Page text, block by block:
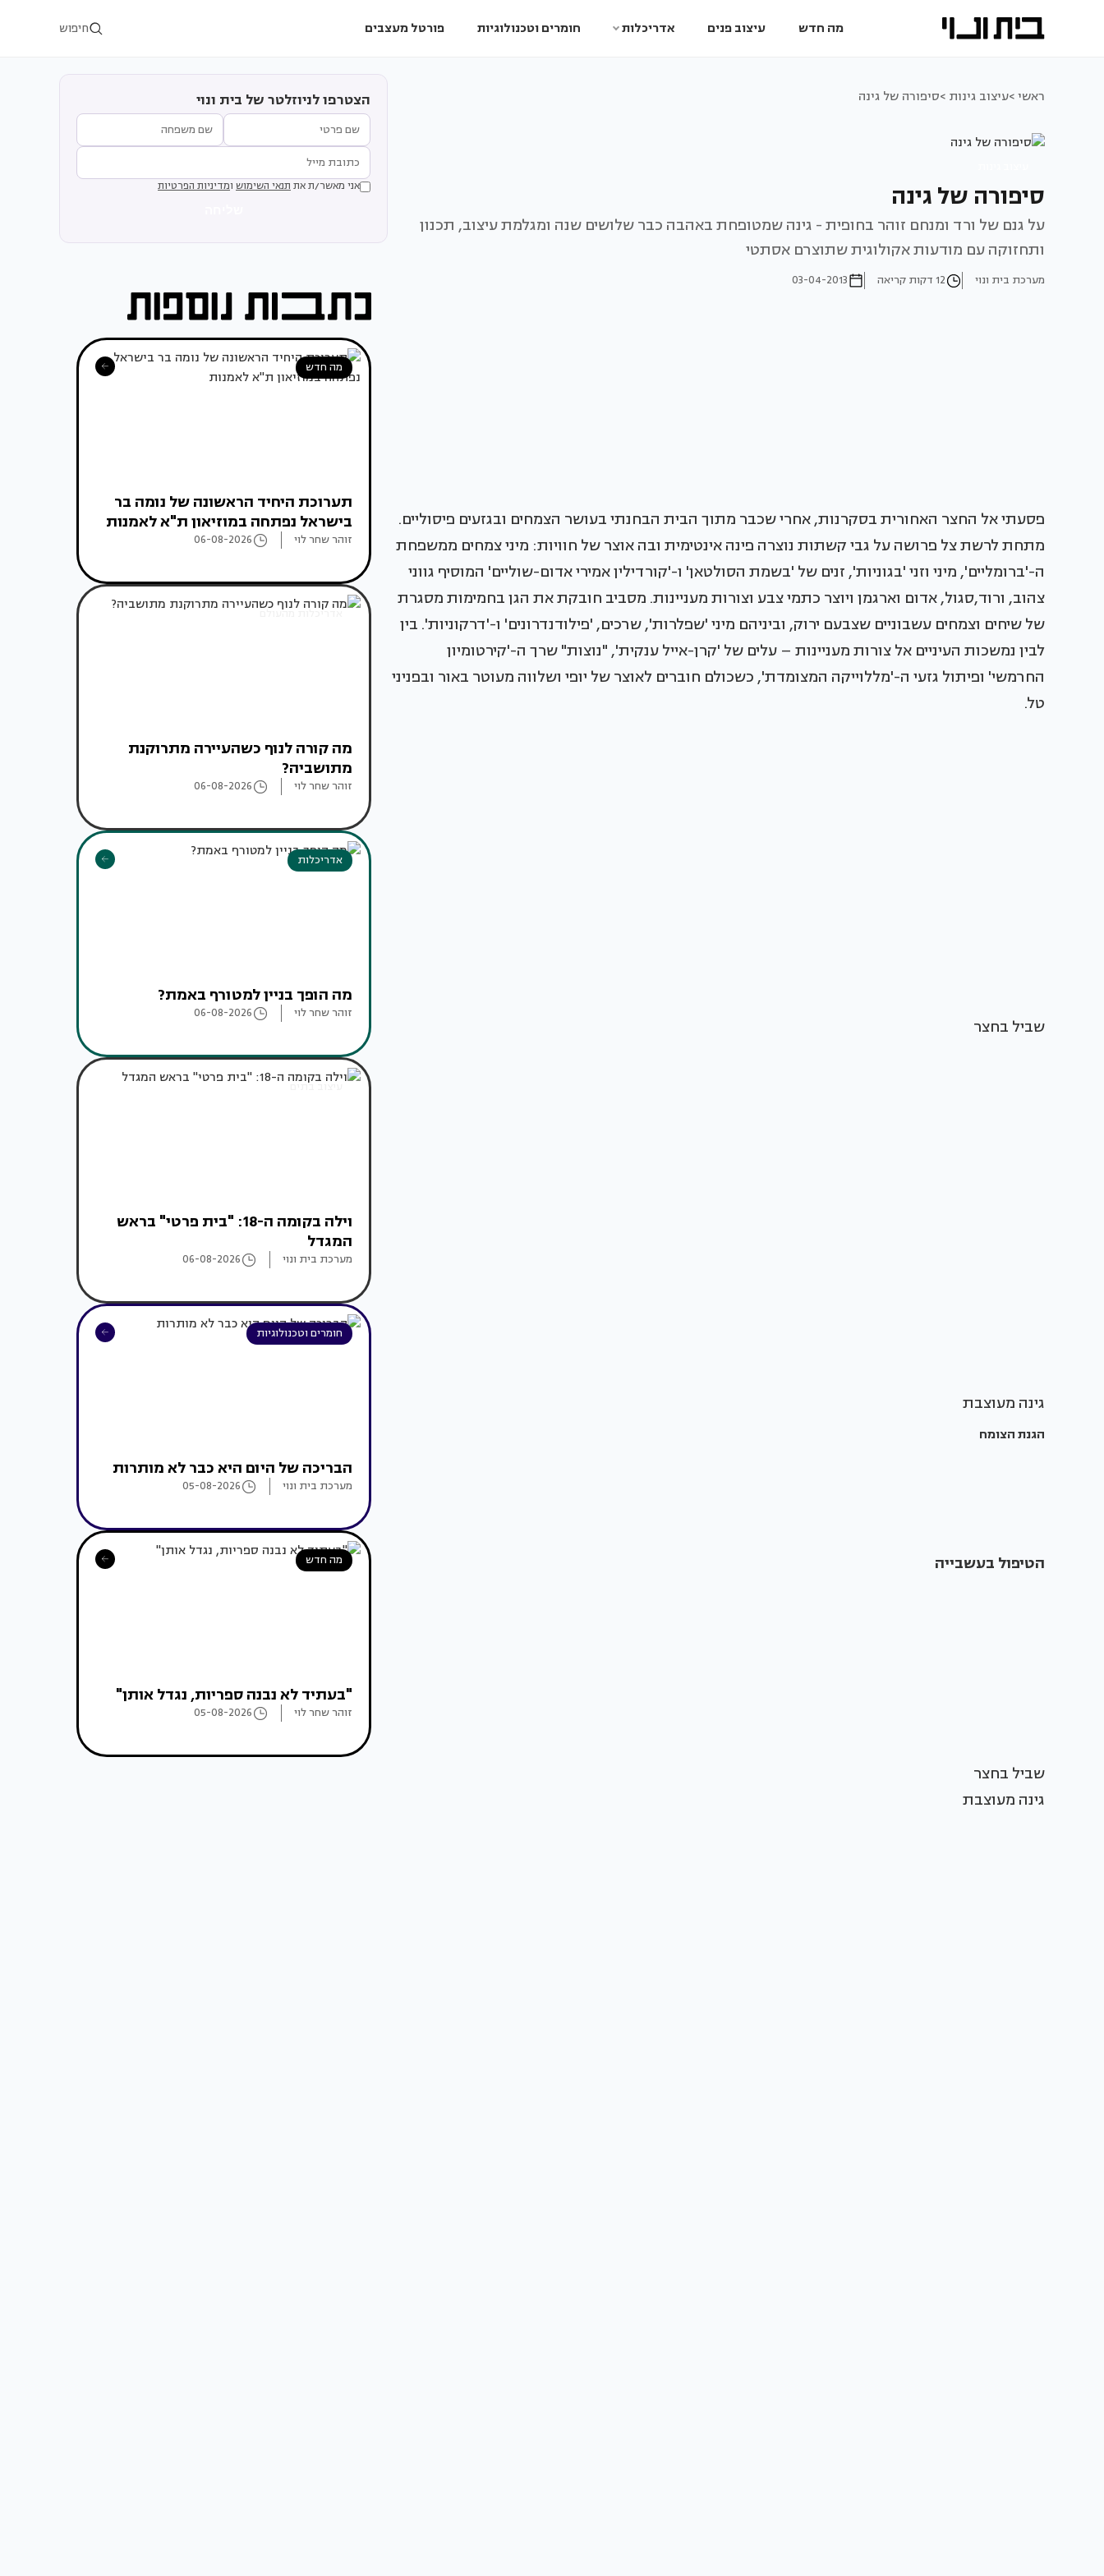
מה חדש עיצוב פנים אדריכלות חומרים וטכנולוגיות פורטל מעצבים חיפוש
ראשי >עיצוב גינות >סיפורה של גינה
סיפורה של גינה
על גנם של ורד ומנחם זוהר בחופית - גינה שמטופחת באהבה כבר שלושים שנה ומגלמת עיצוב, תכנון
ותחזוקה עם מודעות אקולוגית שתוצרם אסתטי
מערכת בית ונוי 12 דקות קריאה 03-04-2013
פסעתי אל החצר האחורית בסקרנות, אחרי שכבר מתוך הבית הבחנתי בעושר הצמחים ובגזעים פיסוליים.
מתחת לרשת צל פרושה על גבי קשתות נוצרה פינה אינטימית ובה אוצר של חוויות: מיני צמחים ממשפחת
ה-'ברומליים', מיני וזני 'בגוניות', זנים של 'בשמת הסולטאן' ו-'קורדילין אמירי אדום-שוליים' המוסיף גווני
צהוב, ורוד,סגול, אדום וארגמן ויוצר כתמי צבע וצורות מעניינות. מסביב חובקת את הגן בחמימות מסגרת
של שיחים וצמחים עשבוניים שצבעם ירוק, וביניהם מיני 'שפלרות', שרכים, 'פילודנדרונים' ו-'דרקוניות'. בין
לבין נמשכות העיניים אל צורות מעניינות – עלים של 'קרן-אייל ענקית', "נוצות" שרך ה-'קירטומיון
החרמשי' ופיתול גזעי ה-'מללוייקה המצומדת', כשכולם חוברים לאוצר של יופי ושלווה מעוטר באור ובפניני
טל.
שביל בחצר
גינה מעוצבת
הגנת הצומח
הטיפול בעשבייה
שביל בחצר
גינה מעוצבת
הצטרפו לניוזלטר של בית ונוי
אני מאשר/ת את תנאי השימוש ומדיניות הפרטיות
מה חדש
תערוכת היחיד הראשונה של נומה בר
בישראל נפתחה במוזיאון ת"א לאמנות
זוהר שחר לוי 06-08-2026
אדריכלות מהעולם
מה קורה לנוף כשהעיירה מתרוקנת
מתושביה?
זוהר שחר לוי 06-08-2026
אדריכלות
מה הופך בניין למטורף באמת?
זוהר שחר לוי 06-08-2026
עיצוב בתים
וילה בקומה ה-18: "בית פרטי" בראש
המגדל
מערכת בית ונוי 06-08-2026
חומרים וטכנולוגיות
הבריכה של היום היא כבר לא מותרות
מערכת בית ונוי 05-08-2026
מה חדש
"בעתיד לא נבנה ספריות, נגדל אותן"
זוהר שחר לוי 05-08-2026